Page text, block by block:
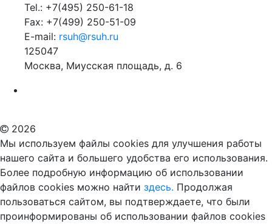
Tel.: +7(495) 250-61-18
Fax: +7(499) 250-51-09
E-mail: rsuh@rsuh.ru
125047
Москва, Миусская площадь, д. 6
2026
Мы используем файлы cookies для улучшения работы
нашего сайта и большего удобства его использования.
Более подробную информацию об использовании
файлов cookies можно найти здесь. Продолжая
пользоваться сайтом, вы подтверждаете, что были
проинформированы об использовании файлов cookies